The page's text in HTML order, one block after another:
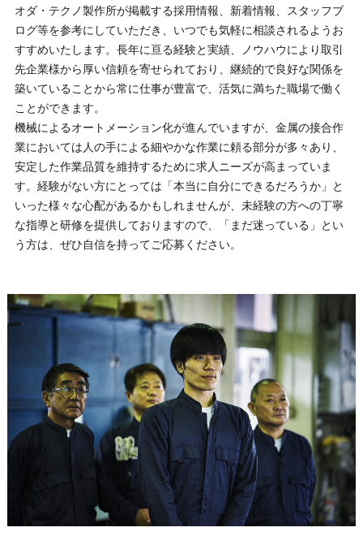
オダ・テクノ製作所が掲載する採用情報、新着情報、スタッフブ
ログ等を参考にしていただき、いつでも気軽に相談されるようお
すすめいたします。長年に亘る経験と実績、ノウハウにより取引
先企業様から厚い信頼を寄せられており、継続的で良好な関係を
築いていることから常に仕事が豊富で、活気に満ちた職場で働く
ことができます。
機械によるオートメーション化が進んでいますが、金属の接合作
業においては人の手による細やかな作業に頼る部分が多々あり、
安定した作業品質を維持するために求人ニーズが高まっていま
す。経験がない方にとっては「本当に自分にできるだろうか」と
いった様々な心配があるかもしれませんが、未経験の方への丁寧
な指導と研修を提供しておりますので、「まだ迷っている」とい
う方は、ぜひ自信を持ってご応募ください。